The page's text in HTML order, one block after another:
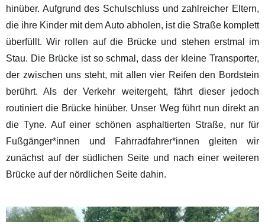
hinüber. Aufgrund des Schulschluss und zahlreicher Eltern,
die ihre Kinder mit dem Auto abholen, ist die Straße komplett
überfüllt. Wir rollen auf die Brücke und stehen erstmal im
Stau. Die Brücke ist so schmal, dass der kleine Transporter,
der zwischen uns steht, mit allen vier Reifen den Bordstein
berührt. Als der Verkehr weitergeht, fährt dieser jedoch
routiniert die Brücke hinüber. Unser Weg führt nun direkt an
die Tyne. Auf einer schönen asphaltierten Straße, nur für
Fußgänger*innen und Fahrradfahrer*innen gleiten wir
zunächst auf der südlichen Seite und nach einer weiteren
Brücke auf der nördlichen Seite dahin.